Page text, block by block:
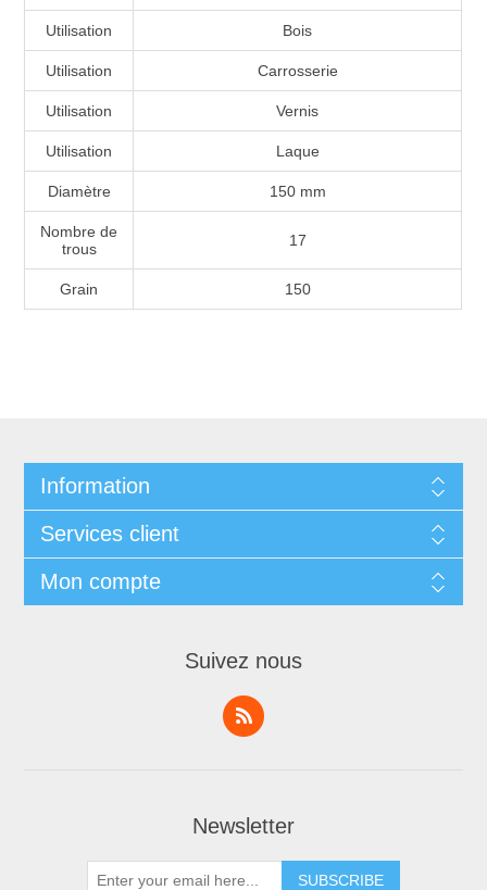
Utilisation Bois
Utilisation Carrosserie
Utilisation Vernis
Utilisation Laque
Diamètre 150 mm
Nombre de
trous
17
Grain 150
Information
Services client
Mon compte
Suivez nous
Newsletter